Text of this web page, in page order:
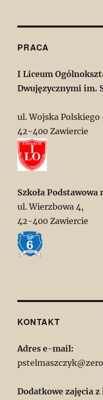
PRACA
I Liceum
Dwujęzycznymi im.
ul. Wojska Polskiego
42-400 Zawiercie
Szkoła
ul. Wierzbowa 4,
42-400 Zawiercie
KONTAKT
Adres e-mail:
Dodatkowe zajęcia